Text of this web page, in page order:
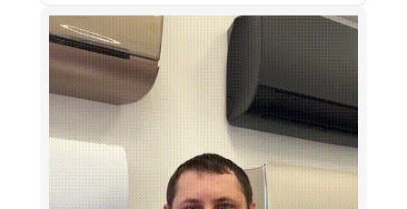
Wi-Fi
Есть
Есть (работает с Алисой)
Опция
С фильтрами